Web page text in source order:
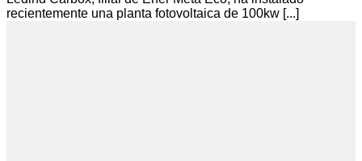
recientemente una planta fotovoltaica de 100kw [...]